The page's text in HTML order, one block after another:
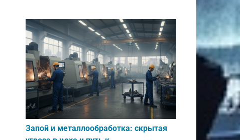
Запой и металлообработка: скрытая